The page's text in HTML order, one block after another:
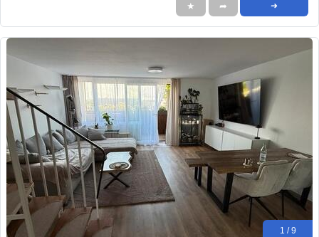
★ ➦ ➜
1 / 9